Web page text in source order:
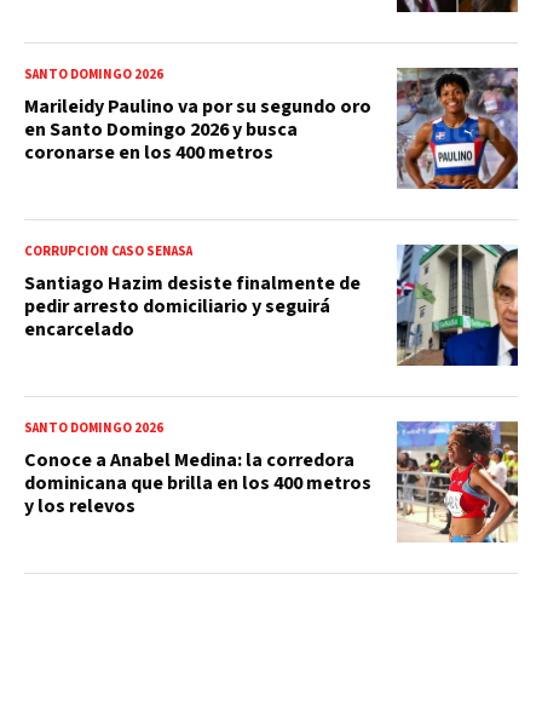
SANTO DOMINGO 2026
Marileidy Paulino va por su segundo oro
en Santo Domingo 2026 y busca
coronarse en los 400 metros
CORRUPCIÓN CASO SENASA
Santiago Hazim desiste finalmente de
pedir arresto domiciliario y seguirá
encarcelado
SANTO DOMINGO 2026
Conoce a Anabel Medina: la corredora
dominicana que brilla en los 400 metros
y los relevos